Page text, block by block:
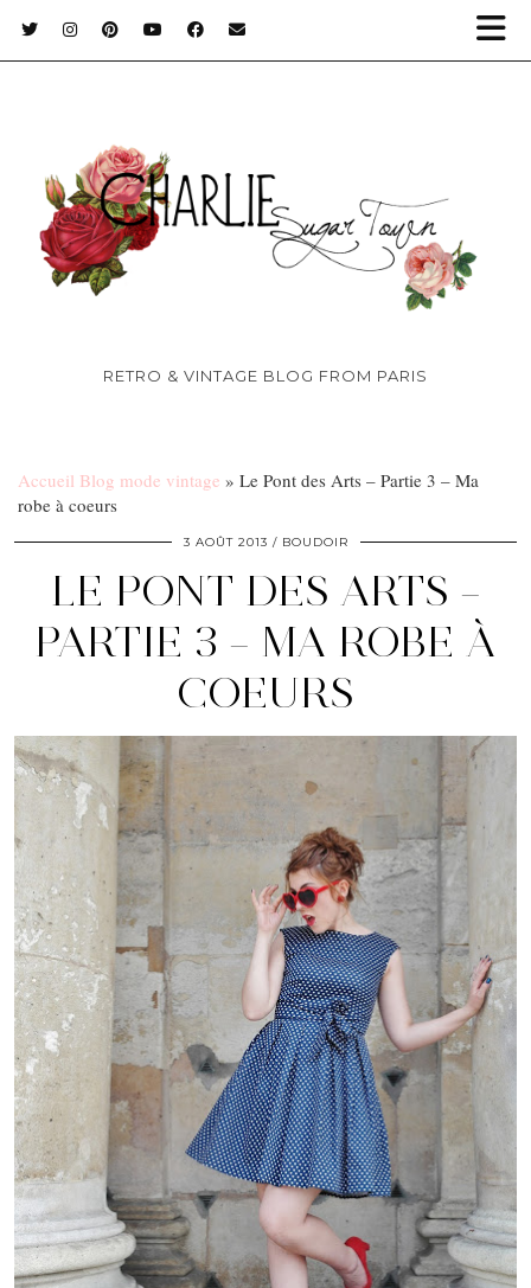
RETRO & VINTAGE BLOG FROM PARIS
Accueil Blog mode vintage » Le Pont des Arts – Partie 3 – Ma
robe à coeurs
3 AOÛT 2013 BOUDOIR
LE PONT DES ARTS –
PARTIE 3 – MA ROBE À
COEURS